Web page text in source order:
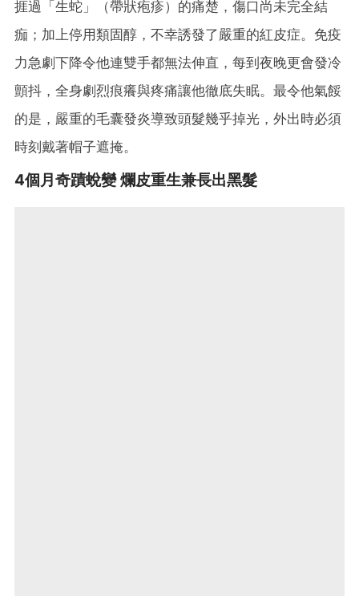
捱過「生蛇」（帶狀疱疹）的痛楚，傷口尚未完全結
痂；加上停用類固醇，不幸誘發了嚴重的紅皮症。免疫
力急劇下降令他連雙手都無法伸直，每到夜晚更會發冷
顫抖，全身劇烈痕癢與疼痛讓他徹底失眠。最令他氣餒
的是，嚴重的毛囊發炎導致頭髮幾乎掉光，外出時必須
時刻戴著帽子遮掩。
4個月奇蹟蛻變 爛皮重生兼長出黑髮